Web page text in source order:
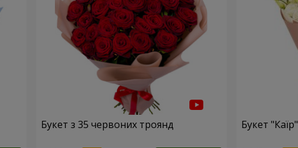
Букет з 35 червоних троянд Букет "Каїр"